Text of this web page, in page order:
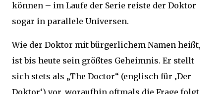
können – im Laufe der Serie reiste der Doktor
sogar in parallele Universen.
Wie der Doktor mit bürgerlichem Namen heißt,
ist bis heute sein größtes Geheimnis. Er stellt
sich stets als „The Doctor“ (englisch für ‚Der
Doktor‘) vor, woraufhin oftmals die Frage folgt,